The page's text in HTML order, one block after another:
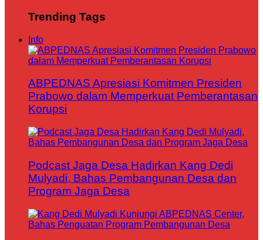
Trending Tags
Info
ABPEDNAS Apresiasi Komitmen Presiden
Prabowo dalam Memperkuat Pemberantasan
Korupsi
Podcast Jaga Desa Hadirkan Kang Dedi
Mulyadi, Bahas Pembangunan Desa dan
Program Jaga Desa